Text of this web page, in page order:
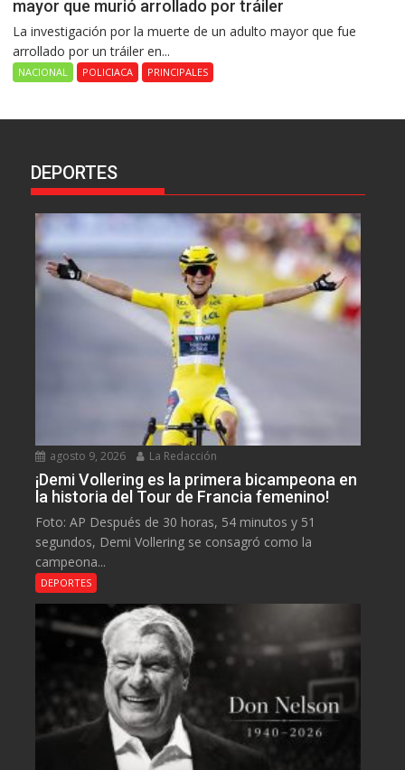
mayor que murió arrollado por tráiler
La investigación por la muerte de un adulto mayor que fue
arrollado por un tráiler en...
NACIONAL POLICIACA PRINCIPALES
DEPORTES
agosto 9, 2026 La Redacción
¡Demi Vollering es la primera bicampeona en
la historia del Tour de Francia femenino!
Foto: AP Después de 30 horas, 54 minutos y 51
segundos, Demi Vollering se consagró como la
campeona...
DEPORTES